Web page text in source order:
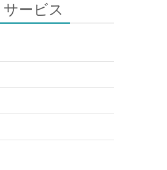
ービス